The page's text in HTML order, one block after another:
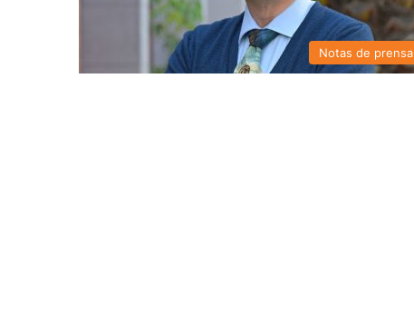
Notas de prensa